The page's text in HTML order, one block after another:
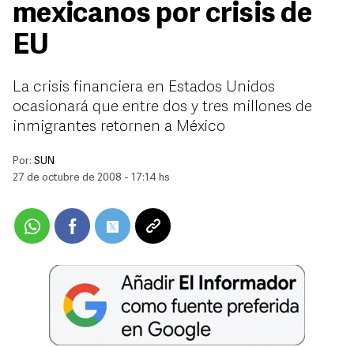
mexicanos por crisis de
EU
La crisis financiera en Estados Unidos
ocasionará que entre dos y tres millones de
inmigrantes retornen a México
Por: SUN
27 de octubre de 2008 - 17:14 hs